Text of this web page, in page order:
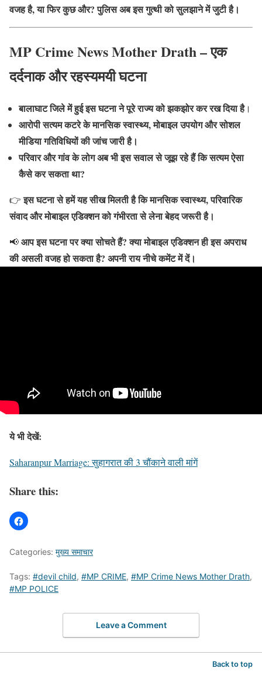
वजह है, या फिर कुछ और? पुलिस अब इस गुत्थी को सुलझाने में जुटी है।
MP Crime News Mother Drath – एक
दर्दनाक और रहस्यमयी घटना
बालाघाट जिले में हुई इस घटना ने पूरे राज्य को झकझोर कर रख दिया है।
आरोपी सत्यम कटरे के मानसिक स्वास्थ्य, मोबाइल उपयोग और सोशल
मीडिया गतिविधियों की जांच जारी है।
परिवार और गांव के लोग अब भी इस सवाल से जूझ रहे हैं कि सत्यम ऐसा
कैसे कर सकता था?
👉इस घटना से हमें यह सीख मिलती है कि मानसिक स्वास्थ्य, परिवारिक
संवाद और मोबाइल एडिक्शन को गंभीरता से लेना बेहद जरूरी है।
📢आप इस घटना पर क्या सोचते हैं? क्या मोबाइल एडिक्शन ही इस अपराध
की असली वजह हो सकता है? अपनी राय नीचे कमेंट में दें।
ये भी देखें:
Saharanpur Marriage: सुहागरात की 3 चौंकाने वाली मांगें
Share this:
Categories: मुख्य समाचार
Tags: #devil child, #MP CRIME, #MP Crime News Mother Drath,
#MP POLICE
Leave a Comment
Back to top